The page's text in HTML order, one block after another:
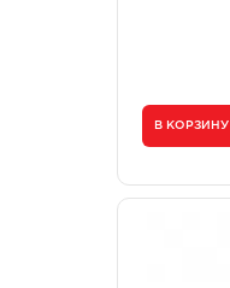
В КОРЗИНУ